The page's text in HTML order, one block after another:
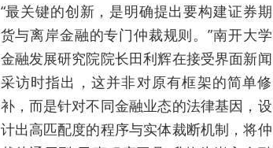
“最关键的创新，是明确提出要构建证券期
货与离岸金融的专门仲裁规则。”南开大学
金融发展研究院院长田利辉在接受界面新闻
采访时指出，这并非对原有框架的简单修
补，而是针对不同金融业态的法律基因，设
计出高匹配度的程序与实体裁断机制，将仲